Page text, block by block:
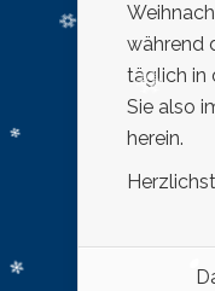
während
täglich in
Sie also
herein.